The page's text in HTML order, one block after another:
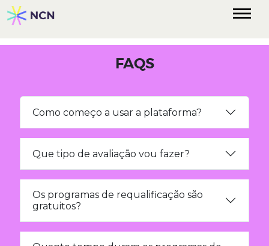
FAQS
Como começo a usar a plataforma?
Que tipo de avaliação vou fazer?
Os programas de requalificação são
gratuitos?